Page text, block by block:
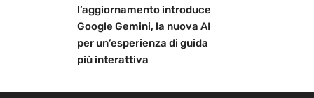
l’aggiornamento introduce
Google Gemini, la nuova AI
per un’esperienza di guida
più interattiva